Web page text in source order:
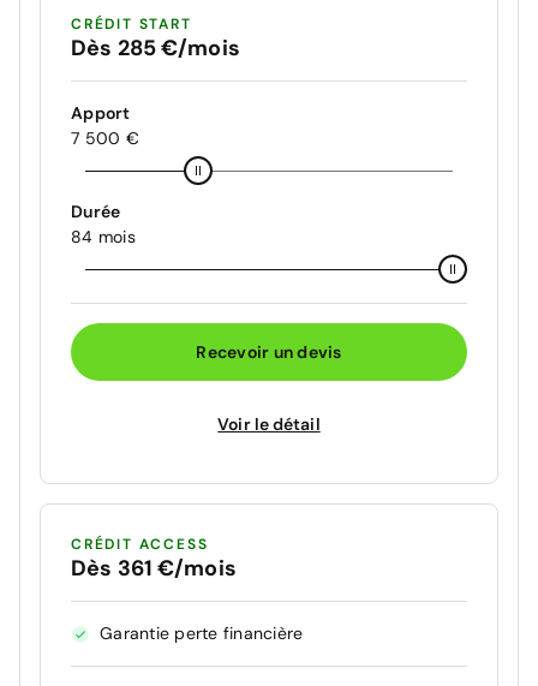
CRÉDIT START
Dès 285 €/mois
Apport
7 500 €
Durée
84 mois
Recevoir un devis
Voir le détail
CRÉDIT ACCESS
Dès 361 €/mois
Garantie perte financière